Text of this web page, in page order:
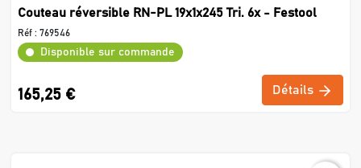
Couteau réversible RN-PL 19x1x245 Tri. 6x - Festool
Réf : 769546
Disponible sur commande
165,25 € Détails